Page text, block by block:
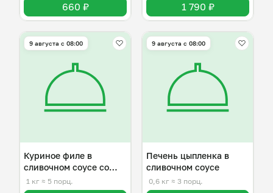
660 ₽ 1 790 ₽
9 августа с 08:00
Куриное филе в
сливочном соусе со
шпинатом
1 кг ≈ 5 порц.
9 августа с 08:00
Печень цыпленка в
сливочном соусе
0,6 кг ≈ 3 порц.